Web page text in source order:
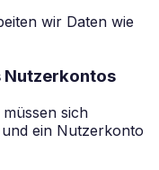
wir Daten wie
Nutzerkontos
sich
ein Nutzerkonto